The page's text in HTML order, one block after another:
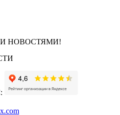
НОВОСТЯМИ!